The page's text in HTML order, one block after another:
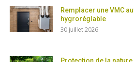
Remplacer une VMC
hygroréglable
30 juillet 2026
Protection de la